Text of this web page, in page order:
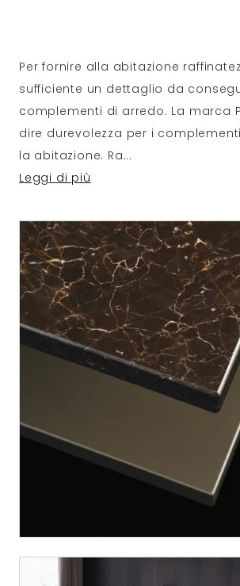
Per fornire alla abitazione
sufficiente un dettaglio da
complementi di arredo. La marca
dire durevolezza per i
la abitazione. Ra...
Leggi di più